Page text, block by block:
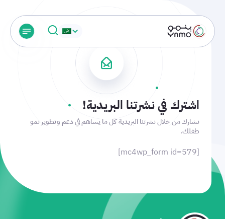
اشترك في نشرتنا البريدية!
نشارك من خلال نشرتنا البريدية كل ما يساهم في دعم وتطوير نمو
طفلك.
[mc4wp_form id=579]